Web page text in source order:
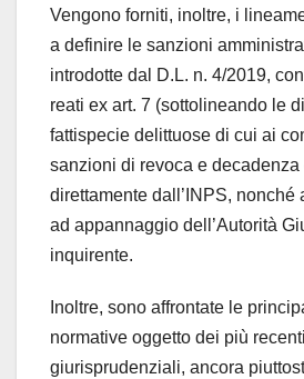
Vengono forniti, inoltre, i
a definire le sanzioni
introdotte dal D.L. n. 4/2019,
reati ex art. 7 (sottolineando le
fattispecie delittuose di cui ai
sanzioni di revoca e decadenza
direttamente dall’INPS,
ad appannaggio dell’Autorità
inquirente.
Inoltre, sono affrontate le
normative oggetto dei più
giurisprudenziali, ancora